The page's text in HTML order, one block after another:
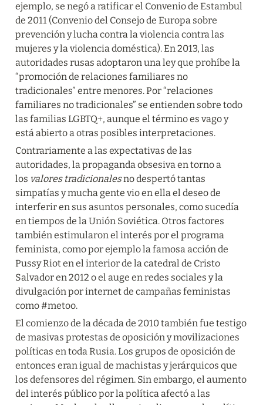
ejemplo, se negó a ratificar el Convenio de Estambul
de 2011 (Convenio del Consejo de Europa sobre
prevención y lucha contra la violencia contra las
mujeres y la violencia doméstica). En 2013, las
autoridades rusas adoptaron una ley que prohíbe la
“promoción de relaciones familiares no
tradicionales” entre menores. Por “relaciones
familiares no tradicionales” se entienden sobre todo
las familias LGBTQ+, aunque el término es vago y
está abierto a otras posibles interpretaciones.
Сontrariamente a las expectativas de las
autoridades, la propaganda obsesiva en torno a
los valores tradicionales no despertó tantas
simpatías y mucha gente vio en ella el deseo de
interferir en sus asuntos personales, como sucedía
en tiempos de la Unión Soviética. Otros factores
también estimularon el interés por el programa
feminista, como por ejemplo la famosa acción de
Pussy Riot en el interior de la catedral de Cristo
Salvador en 2012 o el auge en redes sociales y la
divulgación por internet de campañas feministas
como #metoo.
El comienzo de la década de 2010 también fue testigo
de masivas protestas de oposición y movilizaciones
políticas en toda Rusia. Los grupos de oposición de
entonces eran igual de machistas y jerárquicos que
los defensores del régimen. Sin embargo, el aumento
del interés público por la política afectó a las